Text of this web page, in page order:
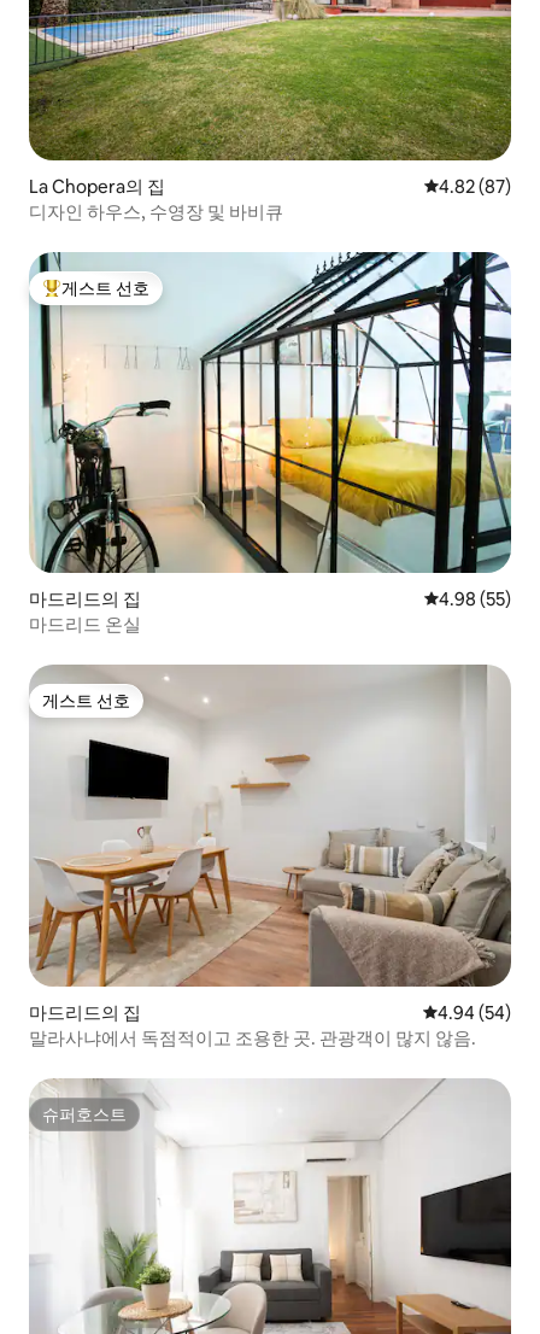
La Chopera의 집 평점 4.82점(5
4.82 (87)
디자인 하우스, 수영장 및 바비큐
상위 게스트 선호
게스트 선호
마드리드의 집 평점 4.98점(5
4.98 (55)
마드리드 온실
게스트 선호
게스트 선호
마드리드의 집 평점 4.94점(5
4.94 (54)
말라사냐에서 독점적이고 조용한 곳. 관광객이 많지 않음.
슈퍼호스트
슈퍼호스트